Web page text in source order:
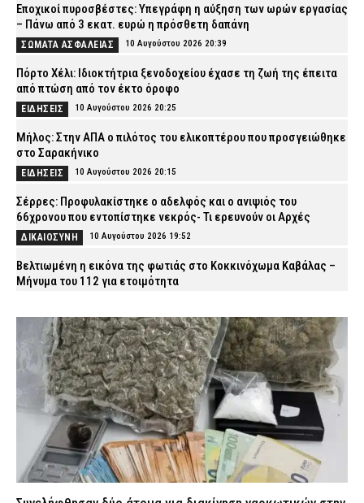
Εποχικοί πυροσβέστες: Υπεγράφη η αύξηση των ωρών εργασίας
– Πάνω από 3 εκατ. ευρώ η πρόσθετη δαπάνη
ΣΩΜΑΤΑ ΑΣΦΑΛΕΙΑΣ 10 Αυγούστου 2026 20:39
Πόρτο Χέλι: Ιδιοκτήτρια ξενοδοχείου έχασε τη ζωή της έπειτα
από πτώση από τον έκτο όροφο
ΕΙΔΗΣΕΙΣ 10 Αυγούστου 2026 20:25
Μήλος: Στην ΑΠΑ ο πιλότος του ελικοπτέρου που προσγειώθηκε
στο Σαρακήνικο
ΕΙΔΗΣΕΙΣ 10 Αυγούστου 2026 20:15
Σέρρες: Προφυλακίστηκε ο αδελφός και ο ανιψιός του
66χρονου που εντοπίστηκε νεκρός- Τι ερευνούν οι Αρχές
ΔΙΚΑΙΟΣΥΝΗ 10 Αυγούστου 2026 19:52
Βελτιωμένη η εικόνα της φωτιάς στο Κοκκινόχωμα Καβάλας –
Μήνυμα του 112 για ετοιμότητα
Συνελήφθησαν δύο άτομα για διακίνηση ναρκωτικών στην
Κέρκυρα – Κατασχέθηκαν ναρκωτικά και μετρητά
ΑΣΤΥΝΟΜΙΑ 10 Αυγούστου 2026 19:29
Κολυδάς: Ισχυρές ριπές ανέμου τις επόμενες ώρες –
Προειδοποίηση για πέντε περιοχές
ΕΙΔΗΣΕΙΣ 10 Αυγούστου 2026 19:11
Εργασίες στην Ποσειδώνος – Τι αλλάζει στην κυκλοφορία
ΑΣΤΥΝΟΜΙΑ 10 Αυγούστου 2026 18:58